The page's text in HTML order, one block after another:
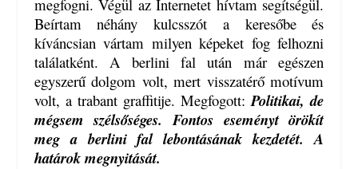
megfogni. Végül az Internetet hívtam segítségül.
Beírtam néhány kulcsszót a keresőbe és
kíváncsian vártam milyen képeket fog felhozni
találatként. A berlini fal után már egészen
egyszerű dolgom volt, mert visszatérő motívum
volt, a trabant graffitije. Megfogott: Politikai, de
mégsem szélsőséges. Fontos eseményt örökít
meg a berlini fal lebontásának kezdetét. A
határok megnyitását.